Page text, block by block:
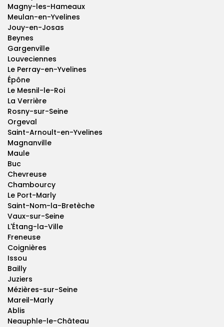
Magny-les-Hameaux
Meulan-en-Yvelines
Jouy-en-Josas
Beynes
Gargenville
Louveciennes
Le Perray-en-Yvelines
Épône
Le Mesnil-le-Roi
La Verrière
Rosny-sur-Seine
Orgeval
Saint-Arnoult-en-Yvelines
Magnanville
Maule
Buc
Chevreuse
Chambourcy
Le Port-Marly
Saint-Nom-la-Bretèche
Vaux-sur-Seine
L'Étang-la-Ville
Freneuse
Coignières
Issou
Bailly
Juziers
Mézières-sur-Seine
Mareil-Marly
Ablis
Neauphle-le-Château